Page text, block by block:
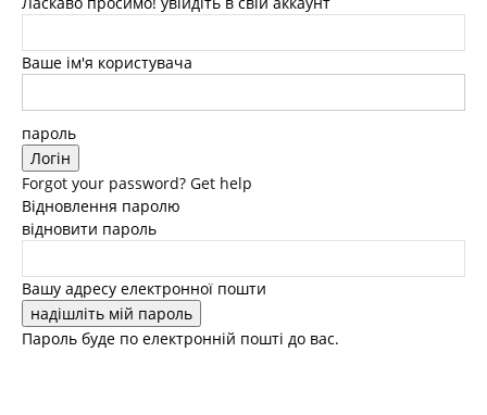
Ваше ім'я користувача
пароль
Forgot your password? Get help
Відновлення паролю
відновити пароль
Вашу адресу електронної пошти
Пароль буде по електронній пошті до вас.